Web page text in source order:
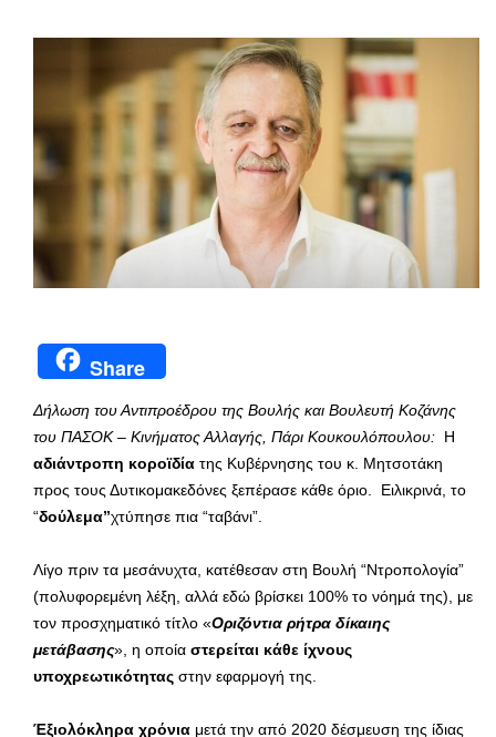
Share
Δήλωση του Αντιπροέδρου της Βουλής και Βουλευτή Κοζάνης
του ΠΑΣΟΚ – Κινήματος Αλλαγής, Πάρι Κουκουλόπουλου: Η
αδιάντροπη κοροϊδία της Κυβέρνησης του κ. Μητσοτάκη
προς τους Δυτικομακεδόνες ξεπέρασε κάθε όριο. Ειλικρινά, το
“δούλεμα”χτύπησε πια “ταβάνι”.
Λίγο πριν τα μεσάνυχτα, κατέθεσαν στη Βουλή “Ντροπολογία”
(πολυφορεμένη λέξη, αλλά εδώ βρίσκει 100% το νόημά της), με
τον προσχηματικό τίτλο «Οριζόντια ρήτρα δίκαιης
μετάβασης», η οποία στερείται κάθε ίχνους
υποχρεωτικότητας στην εφαρμογή της.
Έξιολόκληρα χρόνια μετά την από 2020 δέσμευση της ίδιας